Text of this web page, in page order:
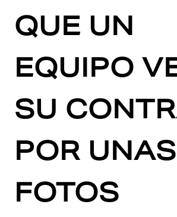
QUE UN
EQUIPO
SU
POR UNAS
FOTOS